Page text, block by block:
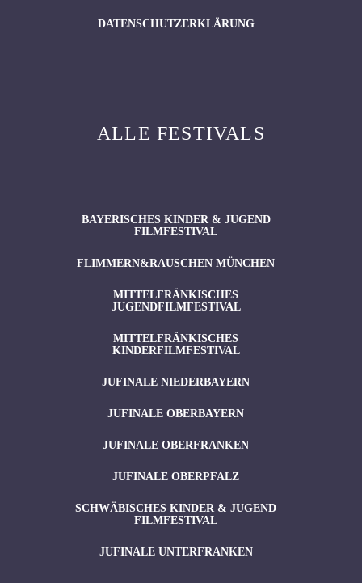
DATENSCHUTZERKLÄRUNG
ALLE FESTIVALS
BAYERISCHES KINDER & JUGEND
FILMFESTIVAL
FLIMMERN&RAUSCHEN MÜNCHEN
MITTELFRÄNKISCHES
JUGENDFILMFESTIVAL
MITTELFRÄNKISCHES
KINDERFILMFESTIVAL
JUFINALE NIEDERBAYERN
JUFINALE OBERBAYERN
JUFINALE OBERFRANKEN
JUFINALE OBERPFALZ
SCHWÄBISCHES KINDER & JUGEND
FILMFESTIVAL
JUFINALE UNTERFRANKEN